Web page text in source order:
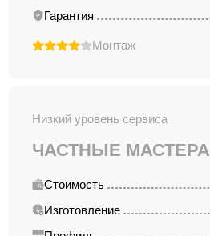
Гарантия
Монтаж
Низкий уровень сервиса
ЧАСТНЫЕ МАСТЕРА
Стоимость
Изготовление